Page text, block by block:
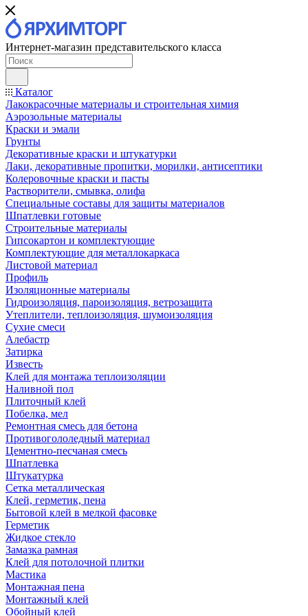
Интернет-магазин представительского класса
Каталог
Лакокрасочные материалы и строительная химия
Аэрозольные материалы
Краски и эмали
Грунты
Декоративные краски и штукатурки
Лаки, декоративные пропитки, морилки, антисептики
Колеровочные краски и пасты
Растворители, смывка, олифа
Специальные составы для защиты материалов
Шпатлевки готовые
Строительные материалы
Гипсокартон и комплектующие
Комплектующие для металлокаркаса
Листовой материал
Профиль
Изоляционные материалы
Гидроизоляция, пароизоляция, ветрозащита
Утеплители, теплоизоляция, шумоизоляция
Сухие смеси
Алебастр
Затирка
Известь
Клей для монтажа теплоизоляции
Наливной пол
Плиточный клей
Побелка, мел
Ремонтная смесь для бетона
Противогололедный материал
Цементно-песчаная смесь
Шпатлевка
Штукатурка
Сетка металлическая
Клей, герметик, пена
Бытовой клей в мелкой фасовке
Герметик
Жидкое стекло
Замазка рамная
Клей для потолочной плитки
Мастика
Монтажная пена
Монтажный клей
Обойный клей